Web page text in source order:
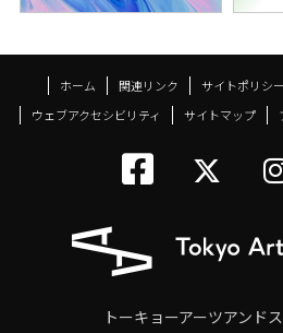
ホーム 関連リンク サイトポリシー
ウェブアクセシビリティ
サイトマップ
トーキ
トーキョーアーツアンド